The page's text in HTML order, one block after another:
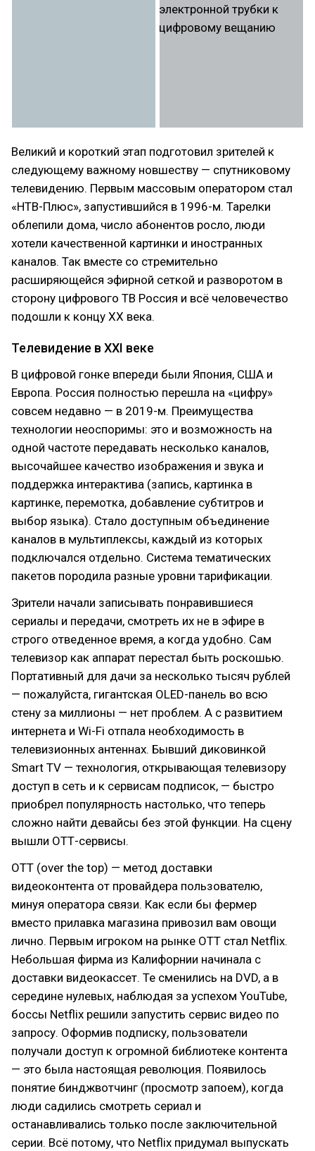
Великий и короткий этап подготовил зрителей к
следующему важному новшеству — спутниковому
телевидению. Первым массовым оператором стал
«НТВ-Плюс», запустившийся в 1996-м. Тарелки
облепили дома, число абонентов росло, люди
хотели качественной картинки и иностранных
каналов. Так вместе со стремительно
расширяющейся эфирной сеткой и разворотом в
сторону цифрового ТВ Россия и всё человечество
подошли к концу XX века.
Телевидение в XXI веке
В цифровой гонке впереди были Япония, США и
Европа. Россия полностью перешла на «цифру»
совсем недавно — в 2019-м. Преимущества
технологии неоспоримы: это и возможность на
одной частоте передавать несколько каналов,
высочайшее качество изображения и звука и
поддержка интерактива (запись, картинка в
картинке, перемотка, добавление субтитров и
выбор языка). Стало доступным объединение
каналов в мультиплексы, каждый из которых
подключался отдельно. Система тематических
пакетов породила разные уровни тарификации.
Зрители начали записывать понравившиеся
сериалы и передачи, смотреть их не в эфире в
строго отведенное время, а когда удобно. Сам
телевизор как аппарат перестал быть роскошью.
Портативный для дачи за несколько тысяч рублей
— пожалуйста, гигантская OLED-панель во всю
стену за миллионы — нет проблем. А с развитием
интернета и Wi-Fi отпала необходимость в
телевизионных антеннах. Бывший диковинкой
Smart TV — технология, открывающая телевизору
доступ в сеть и к сервисам подписок, — быстро
приобрел популярность настолько, что теперь
сложно найти девайсы без этой функции. На сцену
вышли ОТТ-сервисы.
OTT (over the top) — метод доставки
видеоконтента от провайдера пользователю,
минуя оператора связи. Как если бы фермер
вместо прилавка магазина привозил вам овощи
лично. Первым игроком на рынке OTT стал Netflix.
Небольшая фирма из Калифорнии начинала с
доставки видеокассет. Те сменились на DVD, а в
середине нулевых, наблюдая за успехом YouTube,
боссы Netflix решили запустить сервис видео по
запросу. Оформив подписку, пользователи
получали доступ к огромной библиотеке контента
— это была настоящая революция. Появилось
понятие бинджвотчинг (просмотр запоем), когда
люди садились смотреть сериал и
останавливались только после заключительной
серии. Всё потому, что Netflix придумал выпускать